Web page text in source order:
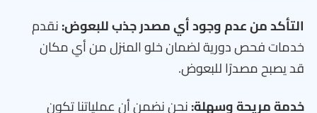
التأكد من عدم وجود أي مصدر جذب للبعوض:نقدم
خدمات فحص دورية لضمان خلو المنزل من أي مكان
قد يصبح مصدرًا للبعوض.
خدمة مريحة وسهلة:نحن نضمن أن عملياتنا تكون